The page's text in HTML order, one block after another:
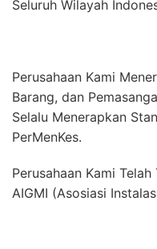
Seluruh Wilayah
Perusahaan Kami
Barang, dan
Selalu Menerapkan
PerMenKes.
Perusahaan Kami
AIGMI (Asosiasi